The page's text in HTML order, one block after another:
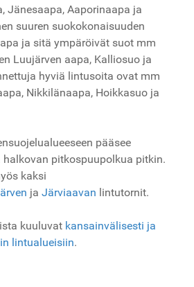
Jänesaapa, Aaporinaapa ja
suuren suokokonaisuuden
ja sitä ympäröivät suot mm
Luujärven aapa, Kalliosuo ja
hyviä lintusoita ovat mm
Nikkilänaapa, Hoikkasuo ja
pääsee
pitkospuupolkua pitkin.
kaksi
ja Järviaavan lintutornit.
kuuluvat kansainvälisesti ja
lintualueisiin.